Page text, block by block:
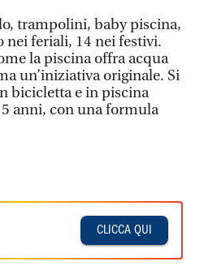
trampolini, baby piscina,
nei feriali, 14 nei festivi.
la piscina offra acqua
un’iniziativa originale. Si
bicicletta e in piscina
anni, con una formula
CLICCA QUI